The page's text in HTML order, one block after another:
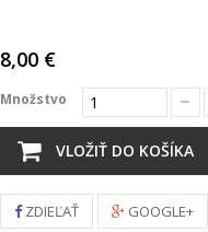
8,00 €
Množstvo
VLOŽIŤ DO KOŠÍKA
ZDIEĽAŤ GOOGLE+